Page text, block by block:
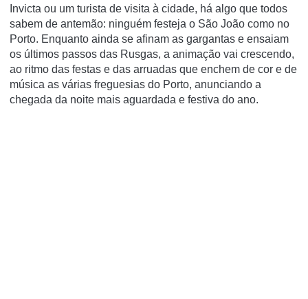
Invicta ou um turista de visita à cidade, há algo que todos
sabem de antemão: ninguém festeja o São João como no
Porto. Enquanto ainda se afinam as gargantas e ensaiam
os últimos passos das Rusgas, a animação vai crescendo,
ao ritmo das festas e das arruadas que enchem de cor e de
música as várias freguesias do Porto, anunciando a
chegada da noite mais aguardada e festiva do ano.